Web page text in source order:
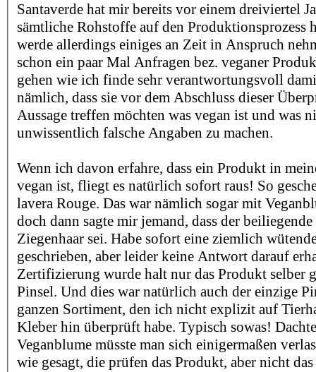
Santaverde hat mir bereits vor einem dreiviertel
sämtliche Rohstoffe auf den Produktionsprozess
werde allerdings einiges an Zeit in Anspruch
schon ein paar Mal Anfragen bez. veganer
gehen wie ich finde sehr verantwortungsvoll
nämlich, dass sie vor dem Abschluss dieser
Aussage treffen möchten was vegan ist und was
unwissentlich falsche Angaben zu machen.
Wenn ich davon erfahre, dass ein Produkt in
vegan ist, fliegt es natürlich sofort raus! So
lavera Rouge. Das war nämlich sogar mit
doch dann sagte mir jemand, dass der beiliegende
Ziegenhaar sei. Habe sofort eine ziemlich
geschrieben, aber leider keine Antwort darauf
Zertifizierung wurde halt nur das Produkt selber
Pinsel. Und dies war natürlich auch der einzige
ganzen Sortiment, den ich nicht explizit auf
Kleber hin überprüft habe. Typisch sowas!
Veganblume müsste man sich einigermaßen
wie gesagt, die prüfen das Produkt, aber nicht